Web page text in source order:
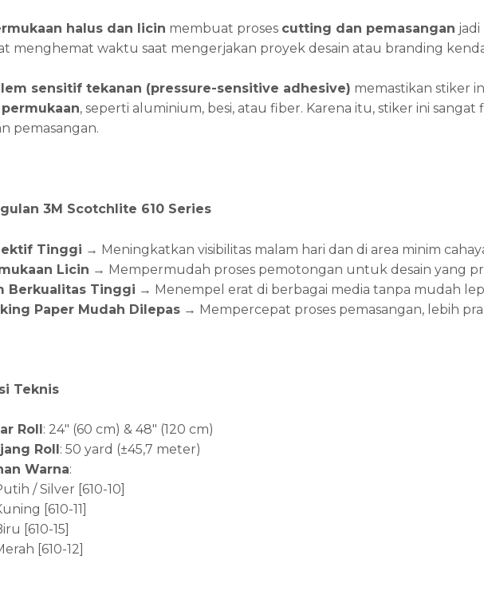
halus dan licin membuat proses cutting dan pemasangan
menghemat waktu saat mengerjakan proyek desain atau branding
lem sensitif tekanan (pressure-sensitive adhesive) memastikan stiker
, seperti aluminium, besi, atau fiber. Karena itu, stiker ini
pemasangan.
3M Scotchlite 610 Series
Tinggi → Meningkatkan visibilitas malam hari dan di area minim
Licin → Mempermudah proses pemotongan untuk desain yang
Berkualitas Tinggi → Menempel erat di berbagai media tanpa mudah
Paper Mudah Dilepas→ Mempercepat proses pemasangan, lebih
Teknis
Roll : 24″ (60 cm) & 48″ (120 cm)
Roll : 50 yard (±45,7 meter)
Warna:
/ Silver [610-10]
[610-11]
[610-15]
[610-12]